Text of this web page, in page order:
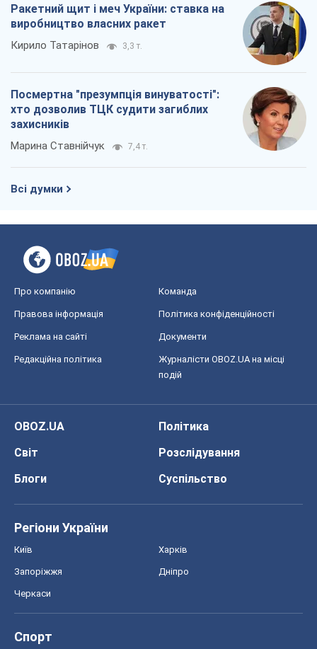
Ракетний щит і меч України: ставка на
виробництво власних ракет
Кирило Татарінов 3,3 т.
Посмертна "презумпція винуватості":
хто дозволив ТЦК судити загиблих
захисників
Марина Ставнійчук 7,4 т.
Всі думки
Про компанію Команда
Правова інформація Політика конфіденційності
Реклама на сайті Документи
Редакційна політика
Журналісти OBOZ.UA на місці
подій
OBOZ.UA
Політика
Світ
Розслідування
Блоги
Суспільство
Регіони України
Київ Харків
Запоріжжя Дніпро
Черкаси
Спорт